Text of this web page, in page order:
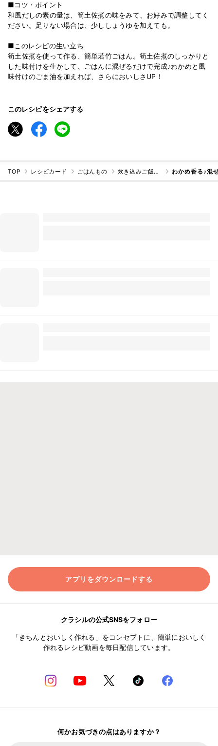
■コツ・ポイント
和風だしの素の量は、筍土佐煮の味をみて、お好みで調整してく
ださい。足りない場合は、少ししょうゆを加えても。
■このレシピの生い立ち
筍土佐煮を使って作る、簡単若竹ごはん。筍土佐煮のしっかりと
した味付けを生かして、ごはんに混ぜるだけで完成♪わかめと風
味付けのごま油を加えれば、さらにおいしさUP！
このレシピをシェアする
TOP レシピカード ごはんもの 炊き込みご飯・混ぜご飯 わかめ香る♪混
アプリをダウンロードする
クラシルの公式SNSをフォロー
「きちんとおいしく作れる」をコンセプトに、簡単においしく
作れるレシピ動画を毎日配信しています。
何かお気づきの点はありますか？